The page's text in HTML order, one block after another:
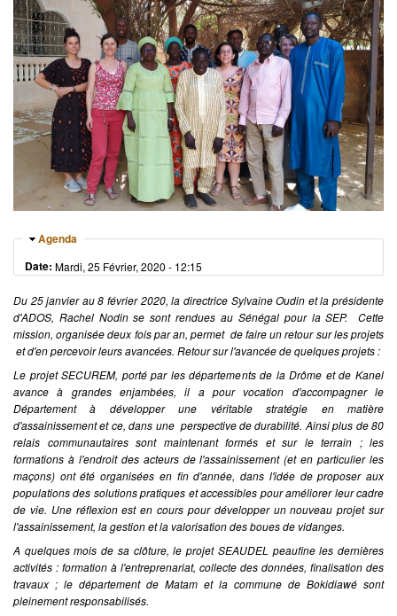
Masquer
Agenda
Date: Mardi, 25 Février, 2020 - 12:15
Du 25 janvier au 8 février 2020, la directrice Sylvaine Oudin et la présidente
d'ADOS, Rachel Nodin se sont rendues au Sénégal pour la SEP. Cette
mission, organisée deux fois par an, permet de faire un retour sur les projets
et d'en percevoir leurs avancées. Retour sur l'avancée de quelques projets :
Le projet SECUREM, porté par les départements de la Drôme et de Kanel
avance à grandes enjambées, il a pour vocation d'accompagner le
Département à développer une véritable stratégie en matière
d'assainissement et ce, dans une perspective de durabilité. Ainsi plus de 80
relais communautaires sont maintenant formés et sur le terrain ; les
formations à l'endroit des acteurs de l'assainissement (et en particulier les
maçons) ont été organisées en fin d'année, dans l'idée de proposer aux
populations des solutions pratiques et accessibles pour améliorer leur cadre
de vie. Une réflexion est en cours pour développer un nouveau projet sur
l'assainissement, la gestion et la valorisation des boues de vidanges.
A quelques mois de sa clôture, le projet SEAUDEL peaufine les dernières
activités : formation à l'entreprenariat, collecte des données, finalisation des
travaux ; le département de Matam et la commune de Bokidiawé sont
pleinement responsabilisés.